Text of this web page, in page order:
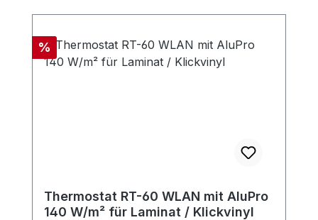
Rabatt
%
Thermostat RT-60 WLAN mit AluPro
140 W/m² für Laminat / Klickvinyl